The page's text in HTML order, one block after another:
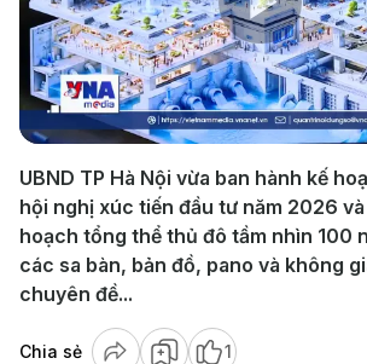
UBND TP Hà Nội vừa ban hành kế
hội nghị xúc tiến đầu tư năm 2026
hoạch tổng thể thủ đô tầm nhìn 100
các sa bàn, bản đồ, pano và không
chuyên đề...
Chia sẻ 1